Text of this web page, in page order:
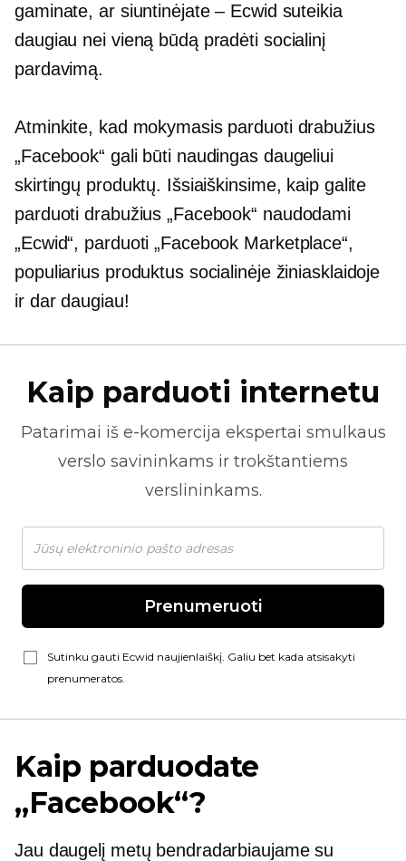
gaminate, ar siuntinėjate – Ecwid suteikia
daugiau nei vieną būdą pradėti socialinį
pardavimą.
Atminkite, kad mokymasis parduoti drabužius
„Facebook“ gali būti naudingas daugeliui
skirtingų produktų. Išsiaiškinsime, kaip galite
parduoti drabužius „Facebook“ naudodami
„Ecwid“, parduoti „Facebook Marketplace“,
populiarius produktus socialinėje žiniasklaidoje
ir dar daugiau!
Kaip parduoti internetu
Patarimai iš e-komercija ekspertai smulkaus
verslo savininkams ir trokštantiems
verslininkams.
Prenumeruoti
Sutinku gauti Ecwid naujienlaiškį. Galiu bet kada atsisakyti
prenumeratos.
Kaip parduodate
„Facebook“?
Jau daugelį metų bendradarbiaujame su